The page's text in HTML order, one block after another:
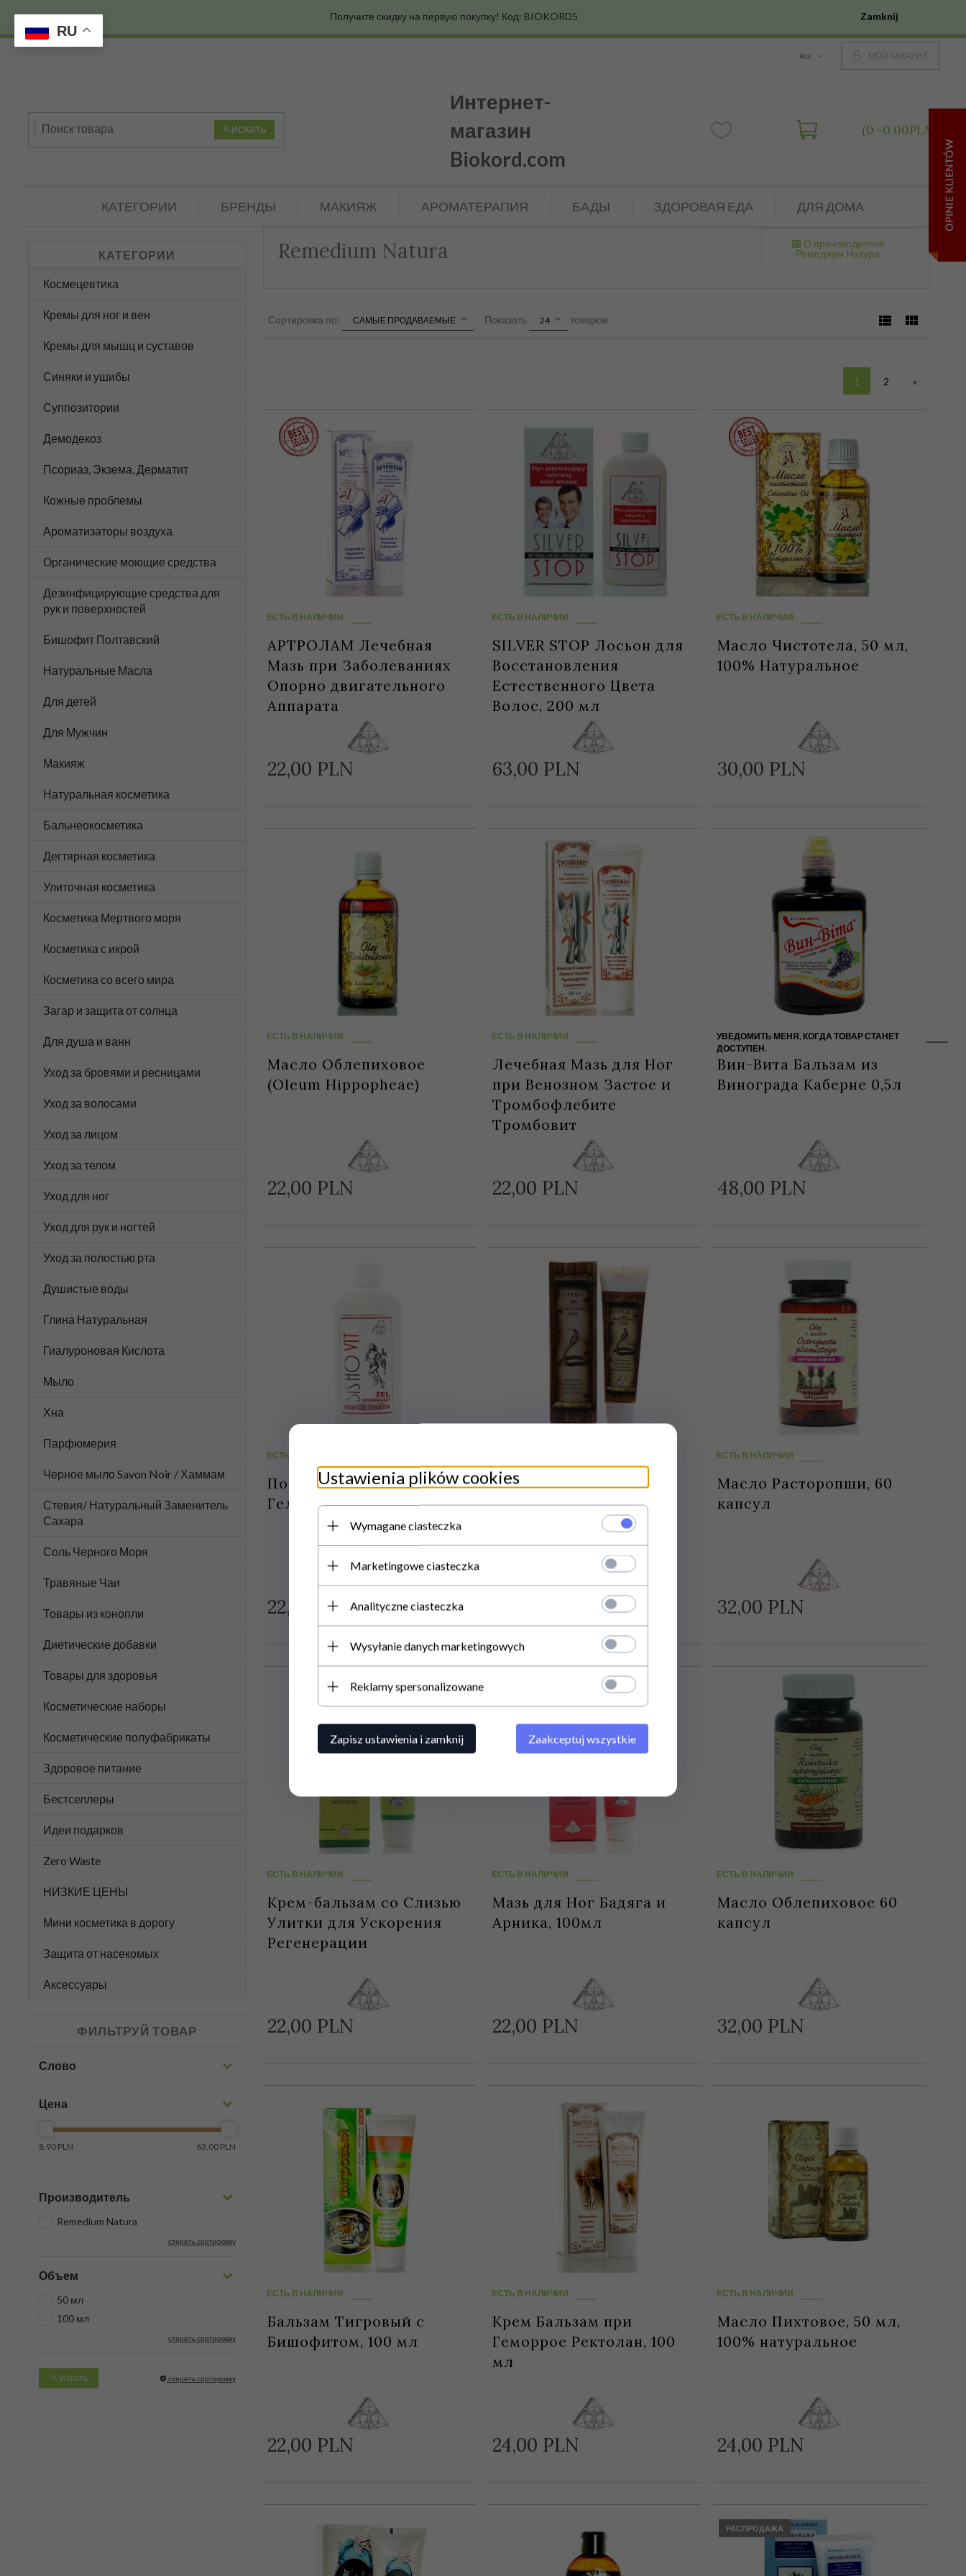
Получите скидку на первую покупку! Код: BIOKORD5 Zamknij
RU МОЙ АККАУНТ
ИСКАТЬ
Интернет-
магазин
Biokord.com
0 0.00PLN
КАТЕГОРИИ БРЕНДЫ МАКИЯЖ АРОМАТЕРАПИЯ БАДЫ ЗДОРОВАЯ ЕДА ДЛЯ ДОМА
КАТЕГОРИИ
Космецевтика
Кремы для ног и вен
Кремы для мышц и суставов
Синяки и ушибы
Суппозитории
Демодекоз
Псориаз, Экзема, Дерматит
Кожные проблемы
Ароматизаторы воздуха
Органические моющие средства
Дезинфицирующие средства для
рук и поверхностей
Бишофит Полтавский
Натуральные Масла
Для детей
Для Мужчин
Макияж
Натуральная косметика
Бальнеокосметика
Дегтярная косметика
Улиточная косметика
Косметика Мертвого моря
Косметика с икрой
Косметика со всего мира
Загар и защита от солнца
Для душа и ванн
Уход за бровями и ресницами
Уход за волосами
Уход за лицом
Уход за телом
Уход для ног
Уход для рук и ногтей
Уход за полостью рта
Душистые воды
Глина Натуральная
Гиалуроновая Кислота
Мыло
Хна
Парфюмерия
Черное мыло Savon Noir / Хаммам
Стевия/ Натуральный Заменитель
Сахара
Соль Черного Моря
Травяные Чаи
Товары из конопли
Диетические добавки
Товары для здоровья
Косметические наборы
Косметические полуфабрикаты
Здоровое питание
Бестселлеры
Идеи подарков
Zero Waste
НИЗКИЕ ЦЕНЫ
Мини косметика в дорогу
Защита от насекомых
Аксессуары
ФИЛЬТРУЙ ТОВАР
Слово
Цена
8.90 PLN 63.00 PLN
Производитель
Remedium Natura
стереть сортировку
Объем
50 мл
100 мл
стереть сортировку
Искать стереть сортировку
Remedium Natura
О производителе
Ремедиум Натура
Сортировка по: sortСАМЫЕ ПРОДАВАЕМЫЕ Показать pop24 товаров
1 2 »
ЕСТЬ В НАЛИЧИИ
АРТРОЛАМ Лечебная
Мазь при Заболеваниях
Опорно двигательного
Аппарата
22,00 PLN
ЕСТЬ В НАЛИЧИИ
SILVER STOP Лосьон для
Восстановления
Естественного Цвета
Волос, 200 мл
63,00 PLN
ЕСТЬ В НАЛИЧИИ
Масло Чистотела, 50 мл,
100% Натуральное
30,00 PLN
ЕСТЬ В НАЛИЧИИ
Масло Облепиховое
(Oleum Hippopheae)
22,00 PLN
ЕСТЬ В НАЛИЧИИ
Лечебная Мазь для Ног
при Венозном Застое и
Тромбофлебите
Тромбовит
22,00 PLN
УВЕДОМИТЬ МЕНЯ, КОГДА ТОВАР СТАНЕТ
ДОСТУПЕН.
Вин-Вита Бальзам из
Винограда Каберне 0,5л
48,00 PLN
ЕСТЬ В НАЛИЧИИ
Полтавский Бишофит,
Гель 150 мл
22, PLN
Крем Бальзам Змеиный,
100 мл
ЕСТЬ В НАЛИЧИИ
Масло Расторопши, 60
капсул
32,00 PLN
ЕСТЬ В НАЛИЧИИ
Крем-бальзам со Слизью
Улитки для Ускорения
Регенерации
22,00 PLN
ЕСТЬ В НАЛИЧИИ
Мазь для Ног Бадяга и
Арника, 100мл
22,00 PLN
ЕСТЬ В НАЛИЧИИ
Масло Облепиховое 60
капсул
32,00 PLN
ЕСТЬ В НАЛИЧИИ
Бальзам Тигровый с
Бишофитом, 100 мл
22,00 PLN
ЕСТЬ В НАЛИЧИИ
Крем Бальзам при
Геморрое Ректолан, 100
мл
24,00 PLN
ЕСТЬ В НАЛИЧИИ
Масло Пихтовое, 50 мл,
100% натуральное
24,00 PLN
РАСПРОДАЖА
Ustawienia plików cookies
Wymagane ciasteczka
Marketingowe ciasteczka
Analityczne ciasteczka
Wysyłanie danych marketingowych
Reklamy spersonalizowane
Zapisz ustawienia i zamknij Zaakceptuj wszystkie
RU